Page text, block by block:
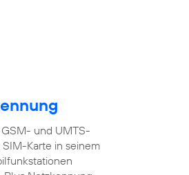
und UMTS-
Karte in seinem